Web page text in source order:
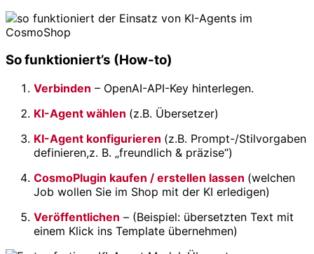
So funktioniert’s (How-to)
Verbinden – OpenAI-API-Key hinterlegen.
KI-Agent wählen (z.B. Übersetzer)
KI-Agent konfigurieren (z.B. Prompt-/Stilvorgaben
definieren,z. B. „freundlich & präzise“)
CosmoPlugin kaufen / erstellen lassen (welchen
Job wollen Sie im Shop mit der KI erledigen)
Veröffentlichen – (Beispiel: übersetzten Text mit
einem Klick ins Template übernehmen)